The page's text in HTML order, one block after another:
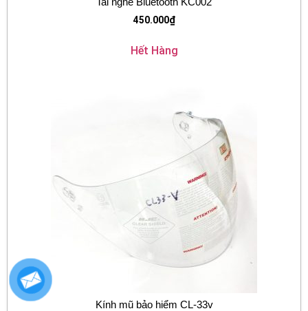
450.000₫
Hết Hàng
Kính mũ bảo hiểm CL-33v